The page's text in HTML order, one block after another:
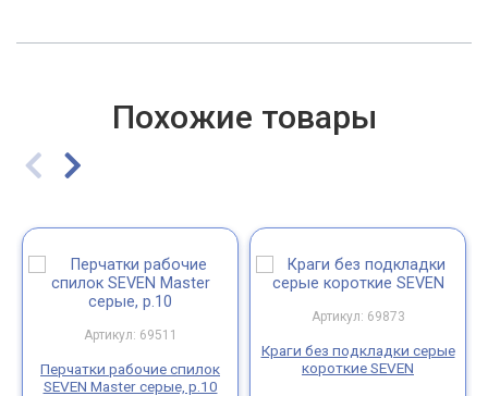
Похожие товары
Артикул: 69511
Перчатки рабочие спилок
SEVEN Master серые, р.10
Артикул: 69873
Краги без подкладки серые
короткие SEVEN